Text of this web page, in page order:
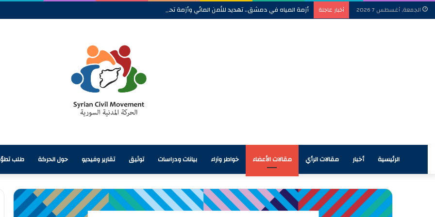
الجمعة, أغسطس 7 2026 أخبار عاجلة أزمة المياه في دمشق.. تهديد للأمن المائي وأزمة تحتاج إلى معالجة شاملة
الرئيسية أخبار مقالات الرأي مقالات الأعضاء خواطر وآراء بيانات ودراسات توثيق تقارير وفيديو حول الحركة طلب